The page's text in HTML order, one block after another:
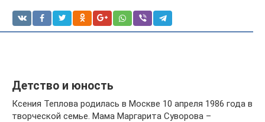
Детство и юность
Ксения Теплова родилась в Москве 10 апреля 1986 года в
творческой семье. Мама Маргарита Суворова –